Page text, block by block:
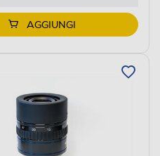
AGGIUNGI